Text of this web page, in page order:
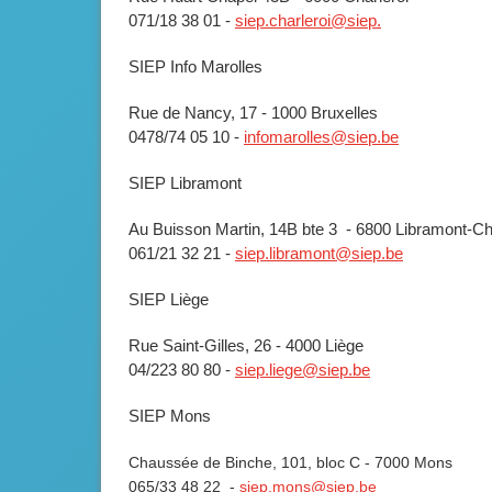
071/18 38 01 - siep.charleroi@siep.
SIEP Info Marolles
Rue de Nancy, 17 - 1000 Bruxelles
0478/74 05 10 - infomarolles@siep.be
SIEP Libramont
Au Buisson Martin, 14B bte 3 - 6800 Libramont-
061/21 32 21 - siep.libramont@siep.be
SIEP Liège
Rue Saint-Gilles, 26 - 4000 Liège
04/223 80 80 - siep.liege@siep.be
SIEP Mons
Chaussée de Binche, 101, bloc C - 7000 Mons
065/33 48 22 - siep.mons@siep.be